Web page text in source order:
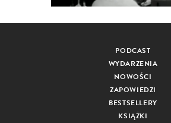
PODCAST
WYDARZENIA
NOWOŚCI
ZAPOWIEDZI
BESTSELLERY
KSIĄŻKI